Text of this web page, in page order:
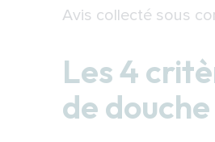
Avis collecté sous
Les 4
de